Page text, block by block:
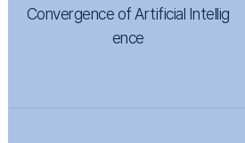
Convergence of Artificial Intellig
ence